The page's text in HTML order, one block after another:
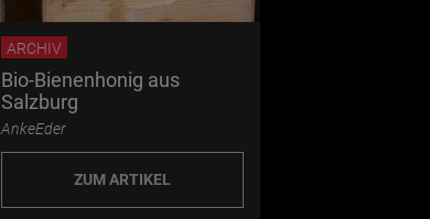
ARCHIV
Bio-Bienenhonig aus
Salzburg
AnkeEder
ZUM ARTIKEL